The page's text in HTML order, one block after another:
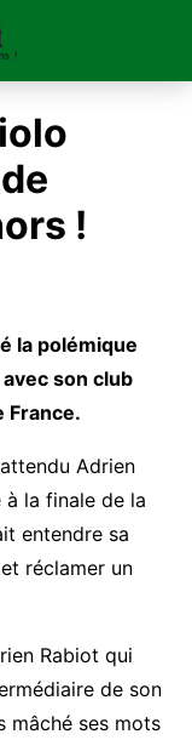
!
la polémique
son club
France.
Adrien
la finale de la
entendre sa
réclamer un
Rabiot qui
de son
mâché ses mots